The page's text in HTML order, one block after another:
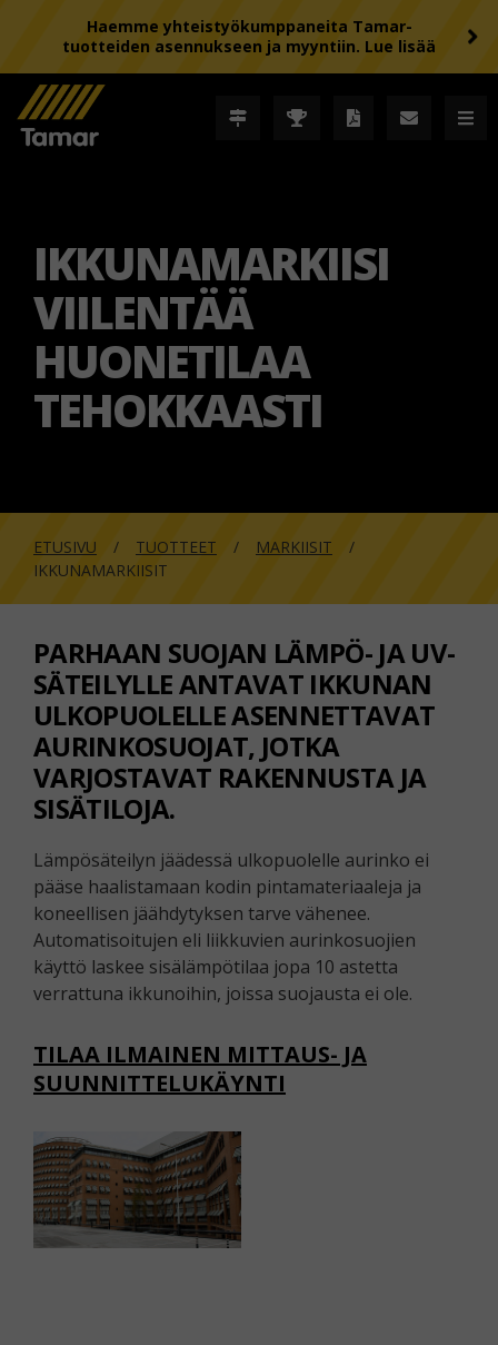
Haemme yhteistyökumppaneita Tamar-
tuotteiden asennukseen ja myyntiin. Lue lisää
IKKUNAMARKIISI
VIILENTÄÄ
HUONETILAA
TEHOKKAASTI
ETUSIVU TUOTTEET
MARKIISIT
IKKUNAMARKIISIT
PARHAAN SUOJAN LÄMPÖ- JA UV-
SÄTEILYLLE ANTAVAT IKKUNAN
ULKOPUOLELLE ASENNETTAVAT
AURINKOSUOJAT, JOTKA
VARJOSTAVAT RAKENNUSTA JA
SISÄTILOJA.
Lämpösäteilyn jäädessä ulkopuolelle aurinko ei
pääse haalistamaan kodin pintamateriaaleja ja
koneellisen jäähdytyksen tarve vähenee.
Automatisoitujen eli liikkuvien aurinkosuojien
käyttö laskee sisälämpötilaa jopa 10 astetta
verrattuna ikkunoihin, joissa suojausta ei ole.
TILAA ILMAINEN MITTAUS- JA
SUUNNITTELUKÄYNTI